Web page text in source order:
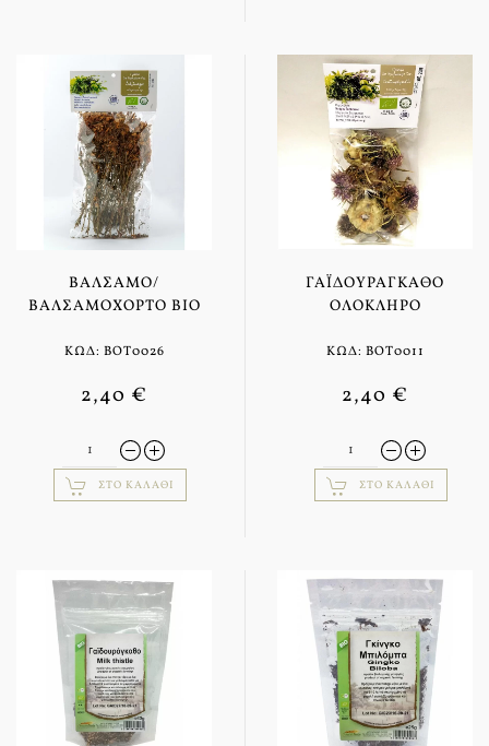
ΒΆΛΣΑΜΟ/
ΒΑΛΣΑΜΌΧΟΡΤΟ BIO
ΚΩΔ: BOT0026
2,40 €
ΣΤΟ ΚΑΛΆΘΙ
ΓΑΪΔΟΥΡΆΓΚΑΘΟ
ΟΛΌΚΛΗΡΟ
ΚΩΔ: BOT0011
2,40 €
ΣΤΟ ΚΑΛΆΘΙ